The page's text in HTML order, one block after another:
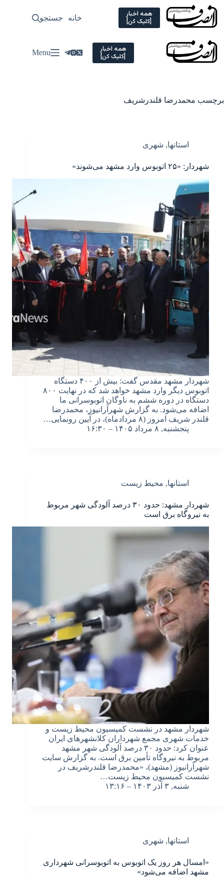
Skip
content
همه اخبار
[کلیک کن] خانه سیاسی
جستجو
همه اخبار
[کلیک کن] Menu
برچسب محمدرضا قلندرشریف
استانها, شهری
شهردار: «۲۵ اتوبوس وارد مشهد می‌شوند»
شهردار مشهد مقدس گفت: بیش از ۴۰۰ دستگاه
اتوبوس دیگر وارد مشهد خواهد شد که در نهایت ۸۰۰
دستگاه در دوره ششم به ناوگان اتوبوسرانی ما
اضافه می‌شود. به گزارش شهرآرانیوز، محمدرضا
قلندر شریف امروز (۸ مردادماه)، در آیین رونمایی…
پنجشنبه, ۸ مرداد ۱۴۰۵ – ۱۶:۳۰
استانها, محیط زیست
شهردار مشهد: حدود ۳۰ درصد آلودگی شهر مربوط
به نیروگاه برق است
شهردار مشهد در نشست کمیسیون محیط زیست و
خدمات شهری مجمع شهرداران کلانشهرهای ایران
عنوان کرد: حدود ۳۰ درصد آلودگی شهر مشهد
مربوط به نیروگاه تأمین برق است. به گزارش سایت
شهرآرانیوز (مشهد)، «محمدرضا قلندرشریف در
نشست کمیسیون محیط زیست…
شنبه, ۳ آذر ۱۴۰۳ – ۱۳:۱۶
استانها, شهری
«امسال هر روز یک اتوبوس به اتوبوسرانی شهرداری
مشهد اضافه می‌شود»